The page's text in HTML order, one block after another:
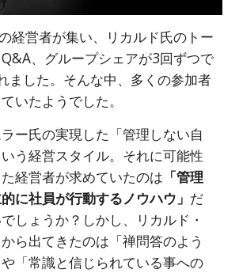
経営者が集い、リカルド氏のトー
、グループシェアが3回ずつで
ました。そんな中、多くの参加者
いたようでした。
ー氏の実現した「管理しない自
う経営スタイル。それに可能性
経営者が求めていたのは 「管理
に社員が行動するノウハウ」 だ
しょうか？しかし、リカルド・
ら出てきたのは「禅問答のよう
「常識と信じられている事への